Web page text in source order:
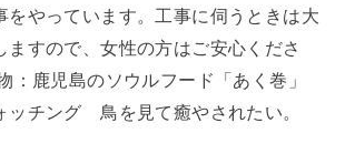
をやっています。工事に伺うときは大
ますので、女性の方はご安心くださ
：鹿児島のソウルフード「あく巻」
ッチング 鳥を見て癒やされたい。